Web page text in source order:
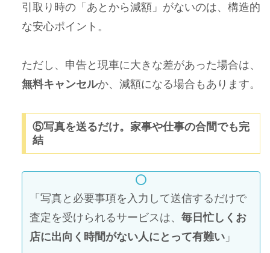
引取り時の「あとから減額」がないのは、構造的
な安心ポイント。
ただし、申告と現車に大きな差があった場合は、
無料キャンセルか、減額になる場合もあります。
⑤写真を送るだけ。家事や仕事の合間でも完
結
「写真と必要事項を入力して送信するだけで
査定を受けられるサービスは、 毎日忙しくお
店に出向く時間がない人にとって有難い 」